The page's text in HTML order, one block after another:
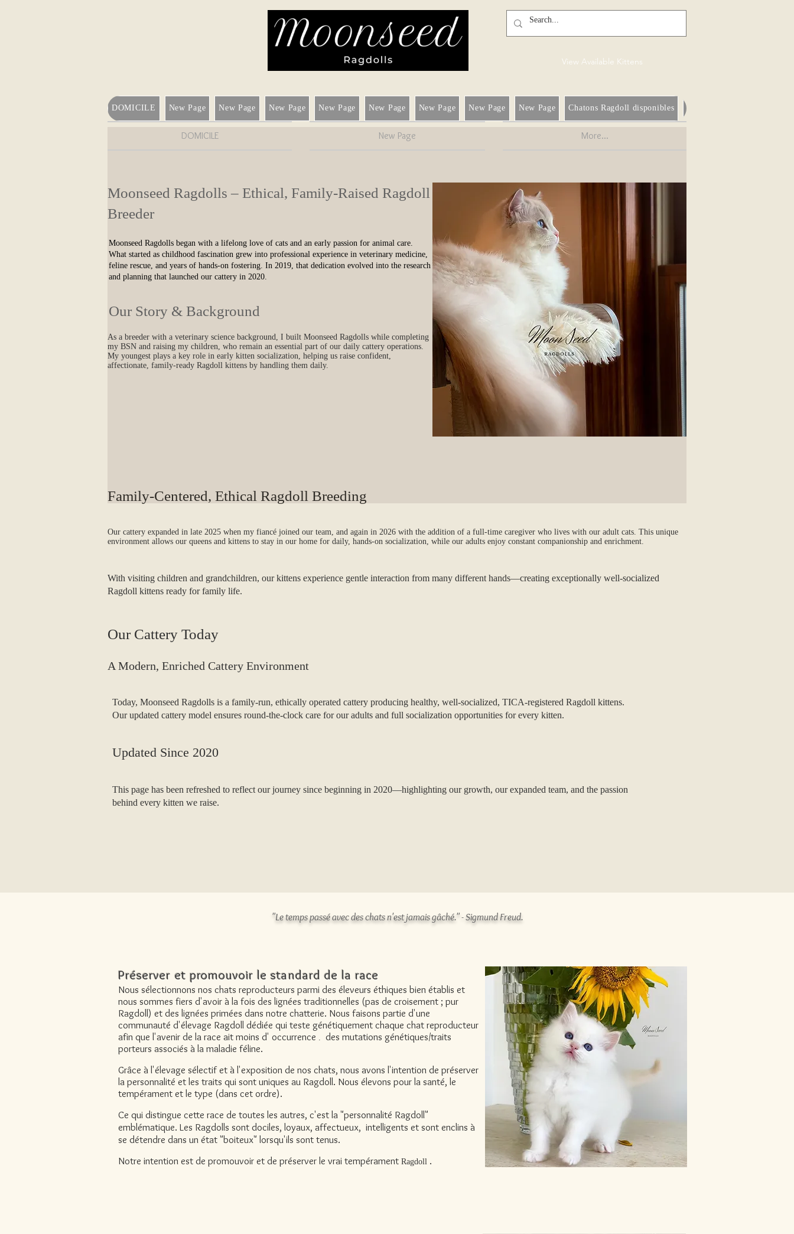
View Available Kittens
DOMICILE New Page New Page New Page New Page New Page New Page New Page New Page Chatons Ragdoll disponibles
Moonseed Ragdolls – Ethical, Family‑Raised Ragdoll
Breeder
Moonseed Ragdolls began with a lifelong love of cats and an early passion for animal care.
What started as childhood fascination grew into professional experience in veterinary medicine,
feline rescue, and years of hands‑on fostering. In 2019, that dedication evolved into the research
and planning that launched our cattery in 2020.
Our Story & Background
As a breeder with a veterinary science background, I built Moonseed Ragdolls while completing
my BSN and raising my children, who remain an essential part of our daily cattery operations.
My youngest plays a key role in early kitten socialization, helping us raise confident,
affectionate, family‑ready Ragdoll kittens by handling them daily.
Family‑Centered, Ethical Ragdoll Breeding
Our cattery expanded in late 2025 when my fiancé joined our team, and again in 2026 with the addition of a full‑time caregiver who lives with our adult cats. This unique
environment allows our queens and kittens to stay in our home for daily, hands‑on socialization, while our adults enjoy constant companionship and enrichment.
With visiting children and grandchildren, our kittens experience gentle interaction from many different hands—creating exceptionally well‑socialized
Ragdoll kittens ready for family life.
Our Cattery Today
A Modern, Enriched Cattery Environment
Today, Moonseed Ragdolls is a family‑run, ethically operated cattery producing healthy, well‑socialized, TICA‑registered Ragdoll kittens.
Our updated cattery model ensures round‑the‑clock care for our adults and full socialization opportunities for every kitten.
Updated Since 2020
This page has been refreshed to reflect our journey since beginning in 2020—highlighting our growth, our expanded team, and the passion
behind every kitten we raise.
DOMICILE New Page More...
"Le temps passé avec des chats n'est jamais gâché." - Sigmund Freud.
Préserver et promouvoir le standard de la race
Nous sélectionnons nos chats reproducteurs parmi des éleveurs éthiques bien établis et
nous sommes fiers d'avoir à la fois des lignées traditionnelles (pas de croisement ; pur
Ragdoll) et des lignées primées dans notre chatterie. Nous faisons partie d'une
communauté d'élevage Ragdoll dédiée qui teste génétiquement chaque chat reproducteur
afin que l'avenir de la race ait moins d' occurrence
des mutations génétiques/traits
porteurs associés à la maladie féline.
Grâce à l'élevage sélectif et à l'exposition de nos chats, nous avons l'intention de préserver
la personnalité et les traits qui sont uniques au Ragdoll. Nous élevons pour la santé, le
tempérament et le type (dans cet ordre).
Ce qui distingue cette race de toutes les autres, c'est la "personnalité Ragdoll"
emblématique. Les Ragdolls sont dociles, loyaux, affectueux, intelligents et sont enclins à
se détendre dans un état "boiteux" lorsqu'ils sont tenus.
Notre intention est de promouvoir et de préserver le vrai tempérament Ragdoll .